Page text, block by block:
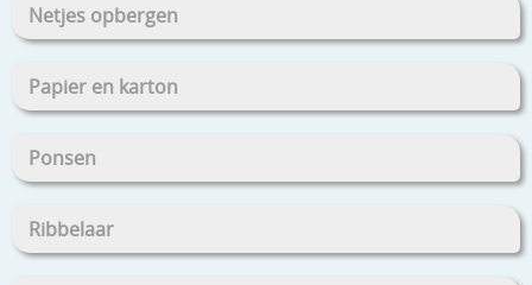
Netjes opbergen
Papier en karton
Ponsen
Ribbelaar